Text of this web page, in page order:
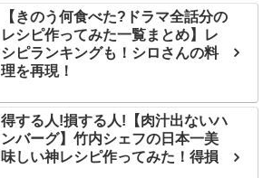
【きのう何食べた?ドラマ全話分の
レシピ作ってみた一覧まとめ】レ
シピランキングも！シロさんの料
理を再現！
得する人!損する人!【肉汁出ないハ
ンバーグ】竹内シェフの日本一美
味しい神レシピ作ってみた！得損